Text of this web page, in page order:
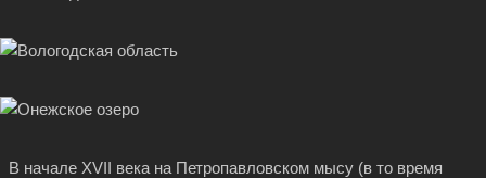
В начале XVII века на Петропавловском мысу (в то время